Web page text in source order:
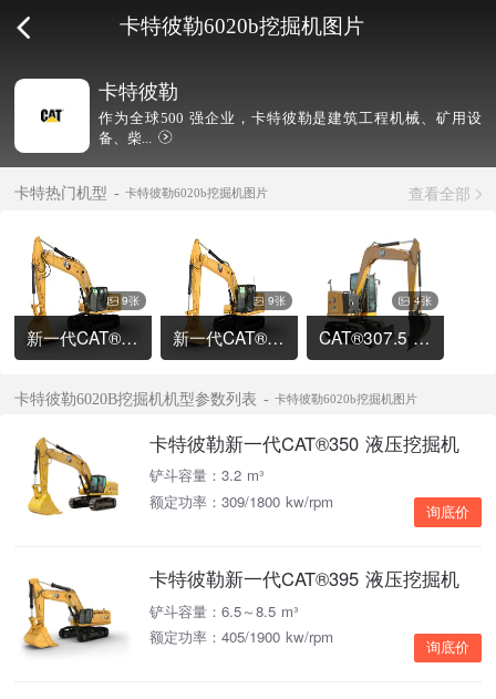
卡特彼勒6020b挖掘机图片
卡特彼勒
作为全球500 强企业，卡特彼勒是建筑工程机械、矿用设
备、柴...
卡特热门机型 卡特彼勒6020b挖掘机图片 查看全部
9张
新一代CAT®336 液压挖掘机
9张
新一代CAT®320 液压挖掘机
4张
CAT®307.5 液压挖掘机
卡特彼勒6020B挖掘机机型参数列表 卡特彼勒6020b挖掘机图片
卡特彼勒新一代CAT®350 液压挖掘机
铲斗容量：3.2 m³
额定功率：309/1800 kw/rpm
询底价
卡特彼勒新一代CAT®395 液压挖掘机
铲斗容量：6.5～8.5 m³
额定功率：405/1900 kw/rpm
询底价